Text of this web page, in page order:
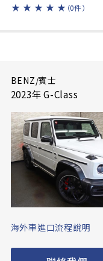
★ ★ ★ ★ ★ （0件）
BENZ/賓士
2023年 G-Class
海外車進口流程說明